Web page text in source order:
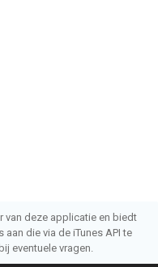
van deze applicatie en biedt
die via de iTunes API te
bij eventuele vragen.